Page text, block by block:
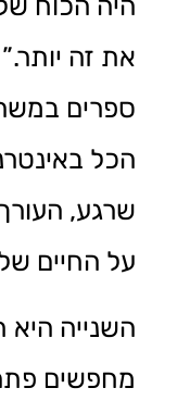
את זה
ספרים
הכל
שרגע, העורך
על החיים
השנייה היא
מחפשים